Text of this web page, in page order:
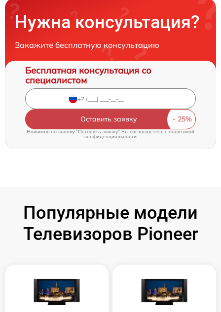
Нужна консультация?
Закажите бесплатную консультацию
Бесплатная консультация со
специалистом
Оставить заявку
Нажимая на кнопку "Оставить заявку" Вы соглашаетесь cполитикой
конфиденциальности
Популярные модели
Телевизоров Pioneer